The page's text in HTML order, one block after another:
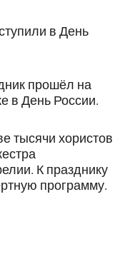
в День
прошёл на
в День России.
тысячи хористов
К празднику
программу.